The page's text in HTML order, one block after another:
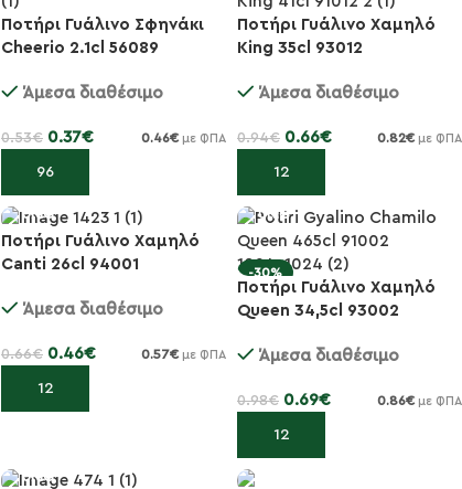
-30%
Ποτήρι Γυάλινο Σφηνάκι
Cheerio 2.1cl 56089
Άμεσα διαθέσιμο
0.53€ 0.37€ 0.46€ με ΦΠΑ
Προσθήκη στο καλάθι
-30%
Ποτήρι Γυάλινο Χαμηλό
King 35cl 93012
Άμεσα διαθέσιμο
0.94€ 0.66€ 0.82€ με ΦΠΑ
Προσθήκη στο καλάθι
-30%
Ποτήρι Γυάλινο Χαμηλό
Canti 26cl 94001
Άμεσα διαθέσιμο
0.66€ 0.46€ 0.57€ με ΦΠΑ
Προσθήκη στο καλάθι
-30%
Ποτήρι Γυάλινο Χαμηλό
Queen 34,5cl 93002
Άμεσα διαθέσιμο
0.98€ 0.69€ 0.86€ με ΦΠΑ
Προσθήκη στο καλάθι